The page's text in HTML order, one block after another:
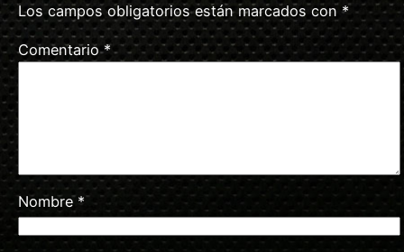
Los campos obligatorios están marcados con *
Comentario*
Nombre*